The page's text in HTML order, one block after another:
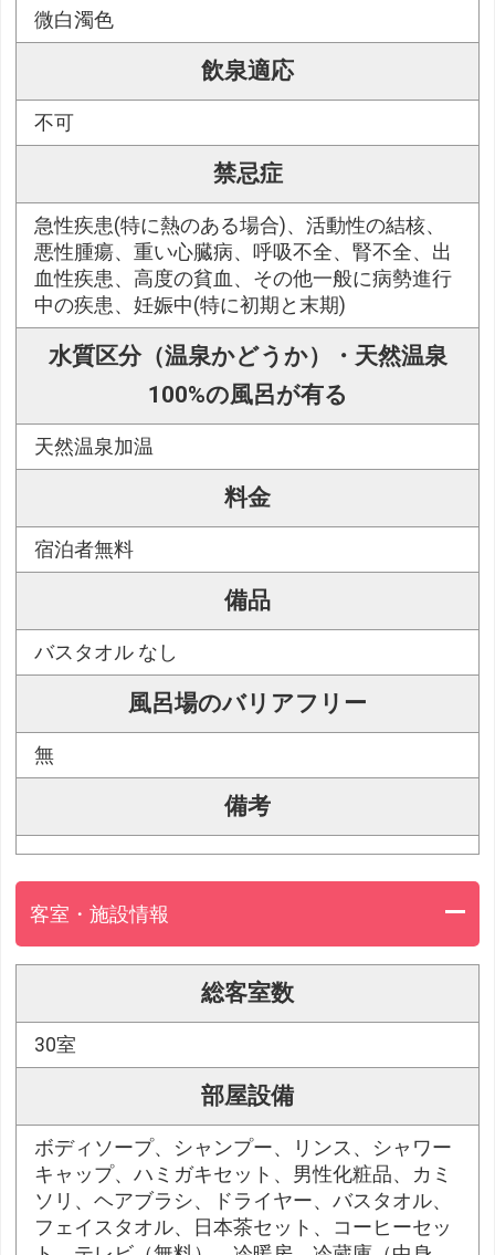
微白濁色
飲泉適応
不可
禁忌症
急性疾患(特に熱のある場合)、活動性の結核、
悪性腫瘍、重い心臓病、呼吸不全、腎不全、出
血性疾患、高度の貧血、その他一般に病勢進行
中の疾患、妊娠中(特に初期と末期)
水質区分（温泉かどうか）・天然温泉
100%の風呂が有る
天然温泉加温
料金
宿泊者無料
備品
バスタオル なし
風呂場のバリアフリー
無
備考
客室・施設情報
総客室数
30室
部屋設備
ボディソープ、シャンプー、リンス、シャワー
キャップ、ハミガキセット、男性化粧品、カミ
ソリ、ヘアブラシ、ドライヤー、バスタオル、
フェイスタオル、日本茶セット、コーヒーセッ